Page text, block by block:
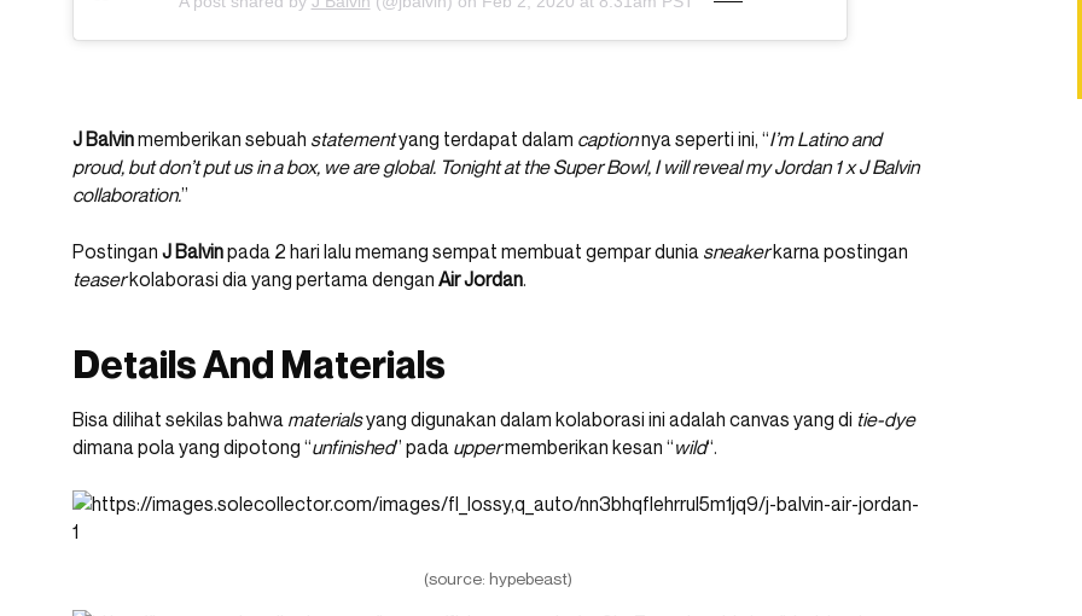
J Balvinmemberikan sebuah statementyang terdapat dalam captionnya seperti ini, “I’m Latino and
proud, but don’t put us in a box, we are global. Tonight at the Super Bowl, I will reveal my Jordan 1 x J Balvin
collaboration.”
Postingan J Balvinpada 2 hari lalu memang sempat membuat gempar dunia sneakerkarna postingan
teaserkolaborasi dia yang pertama dengan Air Jordan.
Details And Materials
Bisa dilihat sekilas bahwa materialsyang digunakan dalam kolaborasi ini adalah canvas yang di tie-dye
dimana pola yang dipotong “unfinished” pada uppermemberikan kesan “wild“.
(source: hypebeast)